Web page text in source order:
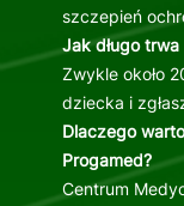
szczepień
Jak długo
Zwykle około
dziecka i
Dlaczego
Progamed?
Centrum